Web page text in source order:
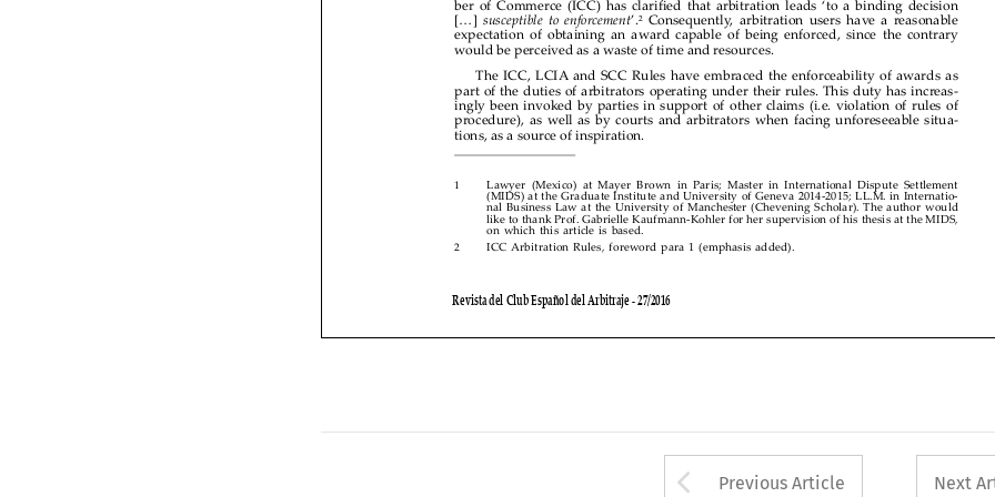


  







  


  
 

 
Revista del Club Español del Arbitraje - 27/2016
would be perceived as a waste of time and resources.
The ICC, LCIA and SCC Rules have embraced the enforceability of awards as
part of the duties of arbitrators operating under their rules. This duty has increas-
ingly been invoked by parties in support of other claims (i.e. violation of rules of
tions, as a source of inspiration.
Lawyer  (Mexico)  at  Mayer  Brown  in  Paris;  Master  i n  International  Di
spute  Settlement
(MIDS) at the Graduate Institute and University of Geneva 2014-2015; LL.M. in Internatio-
nal Business Law at the University of Manc
cholar). The author would
like to thank Prof. Gabrielle Kaufmann-Kohler for
Arrow button used
Previous Article Next